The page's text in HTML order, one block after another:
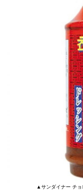
▲サンダイナー チョ